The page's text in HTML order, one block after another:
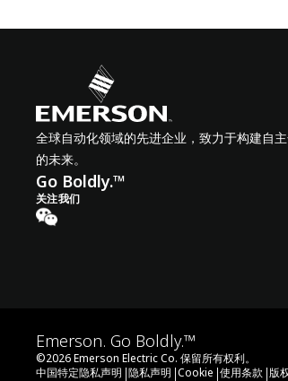
全球自动化领域的先进企业，致力于构建自
的未来。
Go Boldly.™
关注我们
Emerson. Go Boldly.™
©2026Emerson Electric Co. 保留所有权利。
中国特定隐私声明 |隐私声明 |Cookie |使用条款 |版